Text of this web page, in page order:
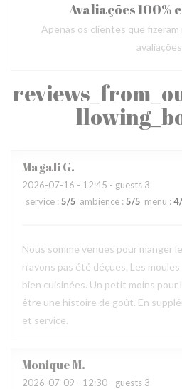
MagaliG
2026-07-16 - 12:45 - guests 3
service : 5/5 ambience : 5/5 menu : 4
Nous somme venues pour manger
n’avons pas été déçues. Les
bien cuisinées. Un petit moins pour
être une histoire de goût. En
et service.
MoniqueM
2026-07-09 - 12:30 - guests 3
Avaliações 100%
Apenas os clientes que
avaliações